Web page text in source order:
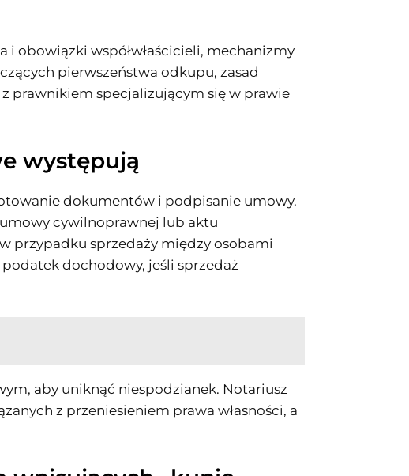
obowiązki współwłaścicieli, mechanizmy
pierwszeństwa odkupu, zasad
prawnikiem specjalizującym się w prawie
występują
dokumentów i podpisanie umowy.
cywilnoprawnej lub aktu
przypadku sprzedaży między osobami
dochodowy, jeśli sprzedaż
aby uniknąć niespodzianek. Notariusz
z przeniesieniem prawa własności, a